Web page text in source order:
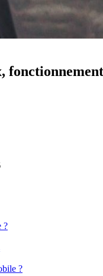
fonctionnement
?
?